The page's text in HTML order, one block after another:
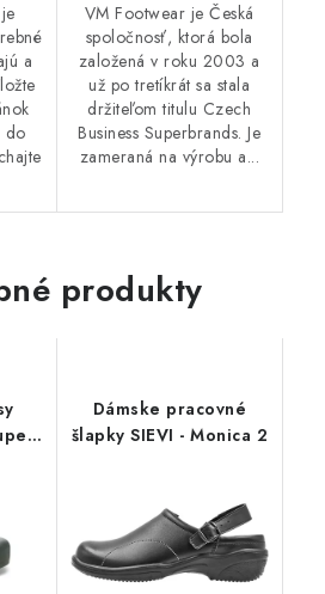
a
do
VM Footwear je Česká
spoločnosť, ktorá bola
založená v roku 2003 a
už po tretíkrát sa stala
držiteľom titulu Czech
Business Superbrands. Je
zameraná na výrobu a...
produkty
Dámske pracovné
šlapky SIEVI - Monica 2